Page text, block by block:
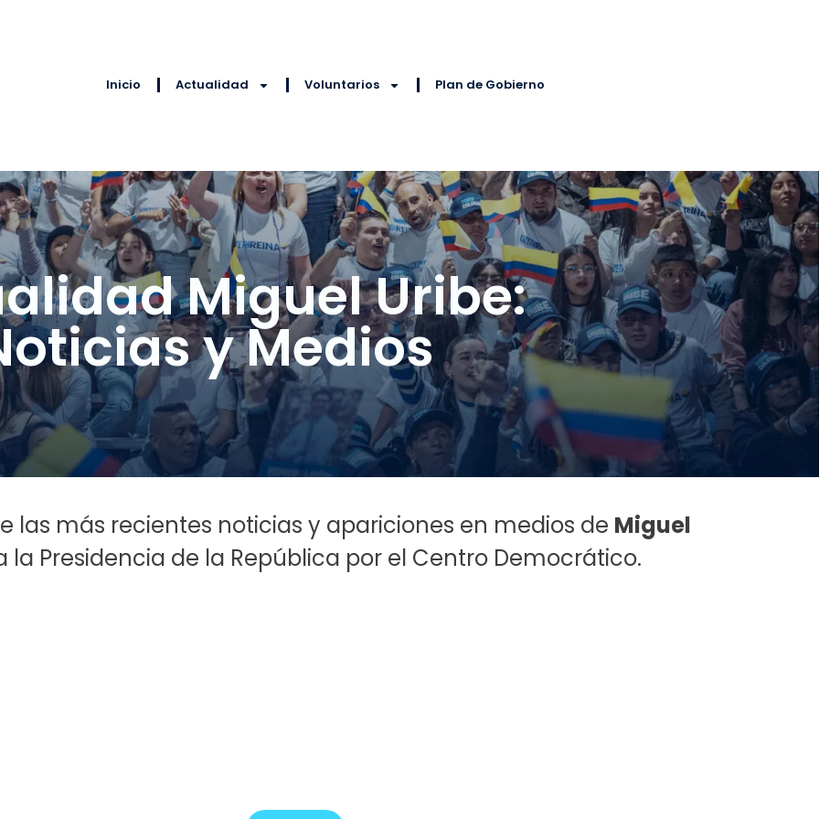
Inicio Actualidad Voluntarios Plan de Gobierno
Miguel Uribe:
y Medios
las más recientes noticias y apariciones en medios de Miguel
la Presidencia de la República por el Centro Democrático.